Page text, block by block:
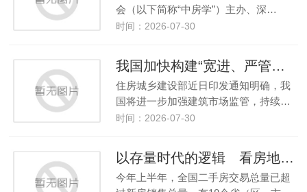
会（以下简称“中房学”）主办、深…
时间：2026-07-30
我国加快构建“宽进、严管、重处”建筑市场监管机制
住房城乡建设部近日印发通知明确，我
国将进一步加强建筑市场监管，持续…
时间：2026-07-30
以存量时代的逻辑 看房地产市场的向好态势
今年上半年，全国二手房交易总量已超